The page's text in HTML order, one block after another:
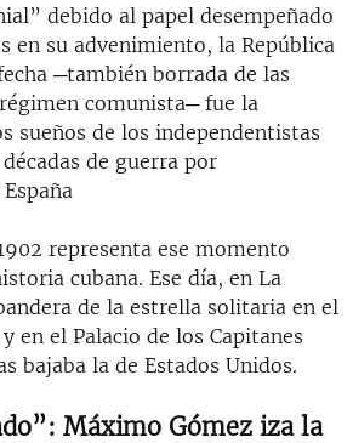
debido al papel desempeñado
en su advenimiento, la República
─también borrada de las
comunista─ fue la
sueños de los independentistas
de guerra por
representa ese momento
cubana. Ese día, en La
de la estrella solitaria en el
en el Palacio de los Capitanes
bajaba la de Estados Unidos.
Máximo Gómez iza la